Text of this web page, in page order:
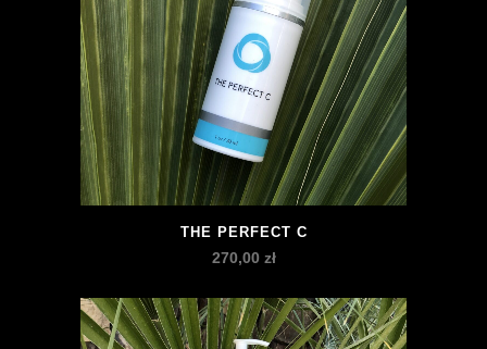
THE PERFECT C
270,00 zł